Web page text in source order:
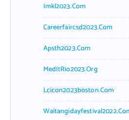
Imkl2023.com
Careerfaircsd2023.com
Apsth2023.com
MedItRio2023.org
Lcicon2023boston.com